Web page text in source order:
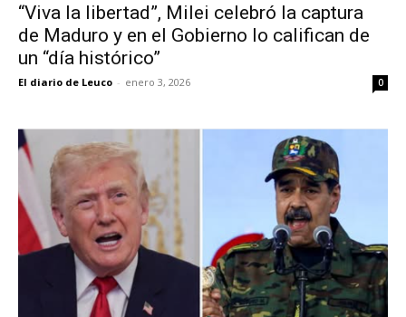
“Viva la libertad”, Milei celebró la captura
de Maduro y en el Gobierno lo califican de
un “día histórico”
El diario de Leuco - enero 3, 2026 0